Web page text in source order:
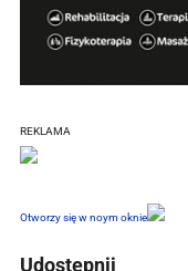
REKLAMA
Otworzy się w noym oknie
Udostępnij